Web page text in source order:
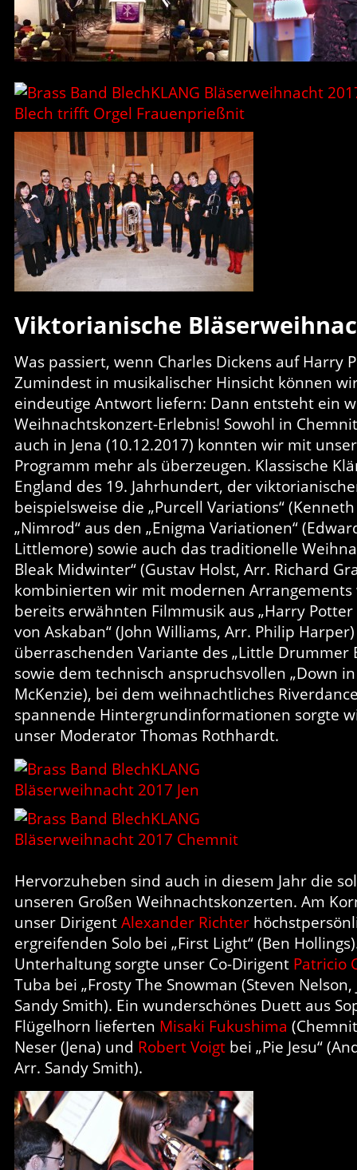
Viktorianische
Was passiert, wenn Charles Dickens auf Harry
Zumindest in musikalischer Hinsicht können
eindeutige Antwort liefern: Dann entsteht ein
Weihnachtskonzert-Erlebnis! Sowohl in
auch in Jena (10.12.2017) konnten wir mit
Programm mehr als überzeugen. Klassische
England des 19. Jahrhundert, der
beispielsweise die „Purcell Variations“
„Nimrod“ aus den „Enigma Variationen“
Littlemore) sowie auch das traditionelle
Bleak Midwinter“ (Gustav Holst, Arr. Richard
kombinierten wir mit modernen Arrangements
bereits erwähnten Filmmusik aus „Harry
von Askaban“ (John Williams, Arr. Philip
überraschenden Variante des „Little Drummer
sowie dem technisch anspruchsvollen „Down in
McKenzie), bei dem weihnachtliches
spannende Hintergrundinformationen sorgte
unser Moderator Thomas Rothhardt.
Hervorzuheben sind auch in diesem Jahr die
unseren Großen Weihnachtskonzerten. Am
unser Dirigent Alexander Richter
ergreifenden Solo bei „First Light“ (Ben
Unterhaltung sorgte unser Co-Dirigent Patricio
Tuba bei „Frosty The Snowman (Steven Nelson,
Sandy Smith). Ein wunderschönes Duett aus
Flügelhorn lieferten Misaki Fukushima
Neser (Jena) und Robert Voigt bei „Pie Jesu“
Arr. Sandy Smith).